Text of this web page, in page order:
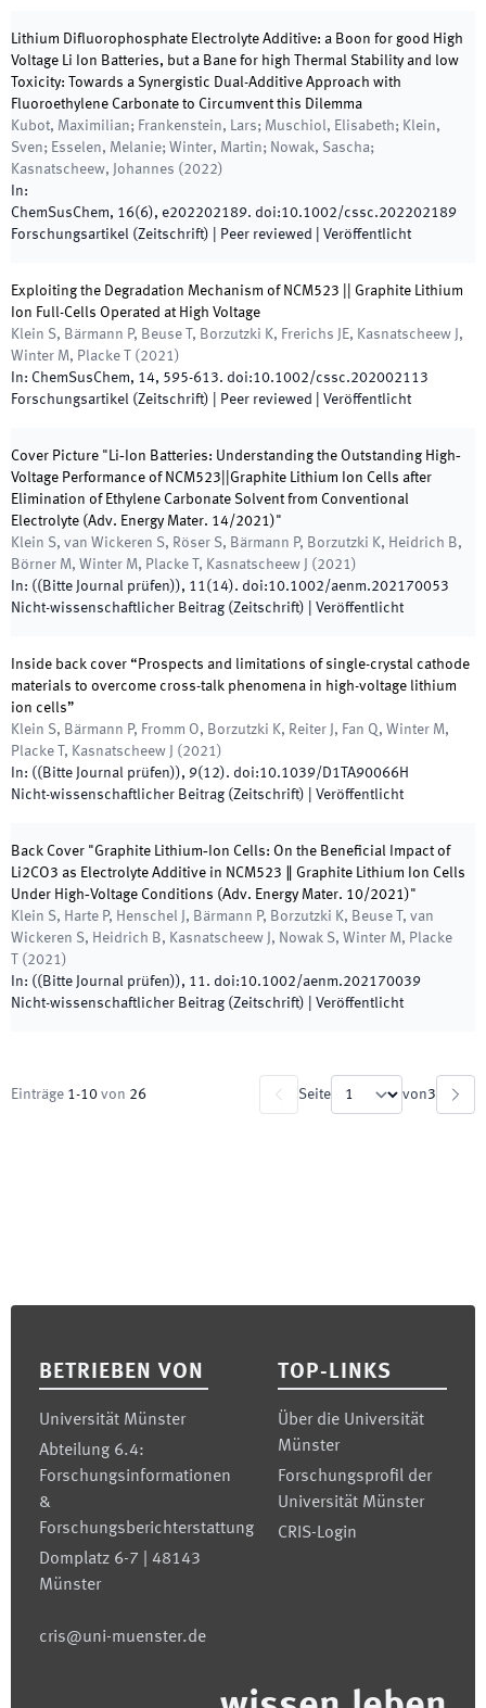
Lithium Difluorophosphate Electrolyte Additive: a Boon for good High
Voltage Li Ion Batteries, but a Bane for high Thermal Stability and low
Toxicity: Towards a Synergistic Dual-Additive Approach with
Fluoroethylene Carbonate to Circumvent this Dilemma
Kubot, Maximilian; Frankenstein, Lars; Muschiol, Elisabeth; Klein,
Sven; Esselen, Melanie; Winter, Martin; Nowak, Sascha;
Kasnatscheew, Johannes ( 2022)
In:
ChemSusChem, 16(6), e202202189. doi:10.1002/cssc.202202189
Forschungsartikel (Zeitschrift) | Peer reviewed Veröffentlicht
Exploiting the Degradation Mechanism of NCM523 || Graphite Lithium
Ion Full-Cells Operated at High Voltage
Klein S, Bärmann P, Beuse T, Borzutzki K, Frerichs JE, Kasnatscheew J,
Winter M, Placke T
( 2021)
In: ChemSusChem, 14, 595-613. doi:10.1002/cssc.202002113
Forschungsartikel (Zeitschrift) | Peer reviewed Veröffentlicht
Cover Picture "Li‐Ion Batteries: Understanding the Outstanding High‐
Voltage Performance of NCM523||Graphite Lithium Ion Cells after
Elimination of Ethylene Carbonate Solvent from Conventional
Electrolyte (Adv. Energy Mater. 14/2021)"
Klein S, van Wickeren S, Röser S, Bärmann P, Borzutzki K, Heidrich B,
Börner M, Winter M, Placke T, Kasnatscheew J
( 2021)
In: ((Bitte Journal prüfen)), 11(14). doi:10.1002/aenm.202170053
Nicht-wissenschaftlicher Beitrag (Zeitschrift)
Veröffentlicht
Inside back cover “Prospects and limitations of single-crystal cathode
materials to overcome cross-talk phenomena in high-voltage lithium
ion cells”
Klein S, Bärmann P, Fromm O, Borzutzki K, Reiter J, Fan Q, Winter M,
Placke T, Kasnatscheew J
( 2021)
In: ((Bitte Journal prüfen)), 9(12). doi:10.1039/D1TA90066H
Nicht-wissenschaftlicher Beitrag (Zeitschrift)
Veröffentlicht
Back Cover "Graphite Lithium‐Ion Cells: On the Beneficial Impact of
Li2CO3 as Electrolyte Additive in NCM523 ∥ Graphite Lithium Ion Cells
Under High‐Voltage Conditions (Adv. Energy Mater. 10/2021)"
Klein S, Harte P, Henschel J, Bärmann P, Borzutzki K, Beuse T, van
Wickeren S, Heidrich B, Kasnatscheew J, Nowak S, Winter M, Placke
( 2021)
In: ((Bitte Journal prüfen)), 11. doi:10.1002/aenm.202170039
Nicht-wissenschaftlicher Beitrag (Zeitschrift)
Veröffentlicht
Einträge 1-10 von 26 Seite von3
BETRIEBEN VON
Universität Münster
Abteilung 6.4:
Forschungsinformationen
&
Forschungsberichterstattung
Domplatz 6-7 | 48143
Münster
cris@uni-muenster.de
TOP-LINKS
Über die Universität
Münster
Forschungsprofil der
Universität Münster
CRIS-Login